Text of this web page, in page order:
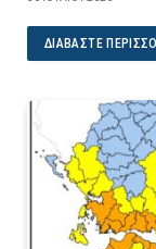
ΔΙΑΒΆΣΤΕ